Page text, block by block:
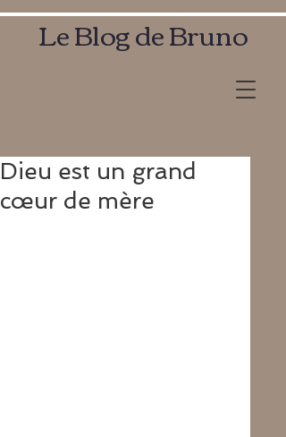
Le Blog de Bruno
Dieu est un grand
cœur de mère